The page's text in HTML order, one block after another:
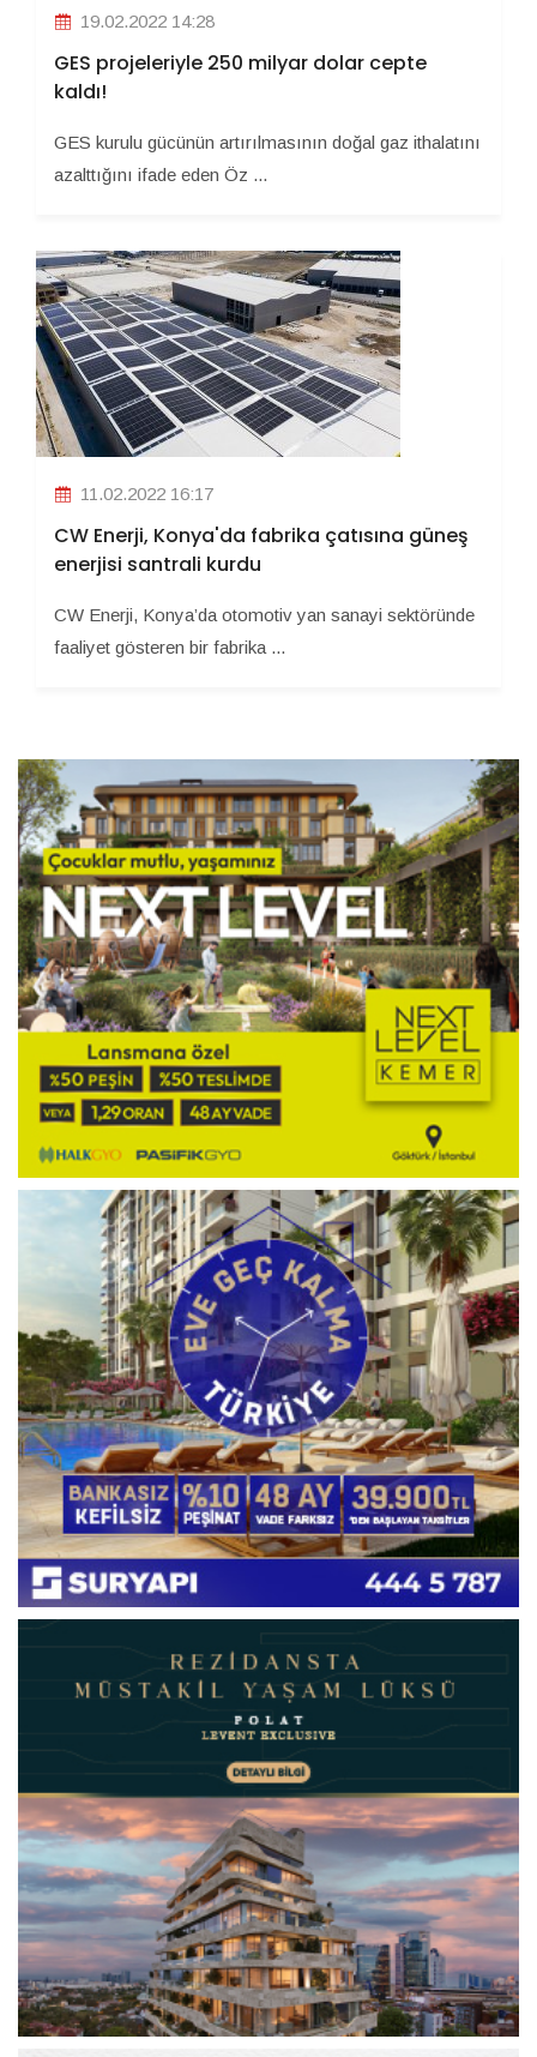
19.02.2022 14:28
GES projeleriyle 250 milyar dolar cepte
kaldı!
GES kurulu gücünün artırılmasının doğal gaz ithalatını
azalttığını ifade eden Öz ...
11.02.2022 16:17
CW Enerji, Konya'da fabrika çatısına güneş
enerjisi santrali kurdu
CW Enerji, Konya’da otomotiv yan sanayi sektöründe
faaliyet gösteren bir fabrika ...